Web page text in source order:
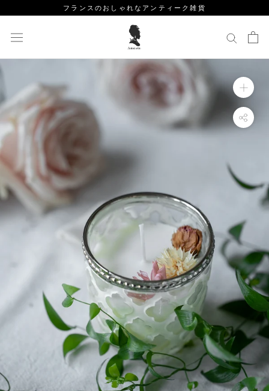
し
コ
ン
テ
ン
ツ
に
動
す
る
フランスのおしゃれなアンティーク雑貨